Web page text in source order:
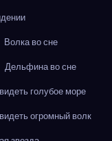
Волка во сне
Дельфина во сне
голубое море
огромный волк